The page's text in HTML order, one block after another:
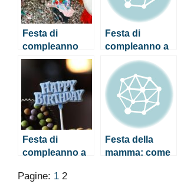
Festa di
compleanno
per un
bambino: 3
idee per
organizzarla
Festa di
compleanno a
tema: i consigli
per non
sbagliare
Festa di
compleanno a
per non
Festa della
mamma: come
Pagine: 1 2